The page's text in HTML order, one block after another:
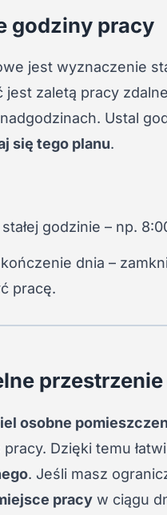
godziny pracy
jest wyznaczenie
jest zaletą pracy
Ustal
się tego planu.
godzinie – np.
dnia –
pracę.
osobne
Dzięki temu
. Jeśli masz
pracy w ciągu